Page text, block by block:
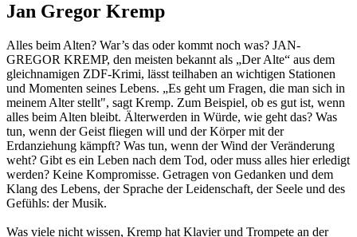
Jan Gregor Kremp
Alles beim Alten? War’s das oder kommt noch was? JAN-
GREGOR KREMP, den meisten bekannt als „Der Alte“ aus dem
gleichnamigen ZDF-Krimi, lässt teilhaben an wichtigen Stationen
und Momenten seines Lebens. „Es geht um Fragen, die man sich in
meinem Alter stellt", sagt Kremp. Zum Beispiel, ob es gut ist, wenn
alles beim Alten bleibt. Älterwerden in Würde, wie geht das? Was
tun, wenn der Geist fliegen will und der Körper mit der
Erdanziehung kämpft? Was tun, wenn der Wind der Veränderung
weht? Gibt es ein Leben nach dem Tod, oder muss alles hier erledigt
werden? Keine Kompromisse. Getragen von Gedanken und dem
Klang des Lebens, der Sprache der Leidenschaft, der Seele und des
Gefühls: der Musik.
Was viele nicht wissen, Kremp hat Klavier und Trompete an der